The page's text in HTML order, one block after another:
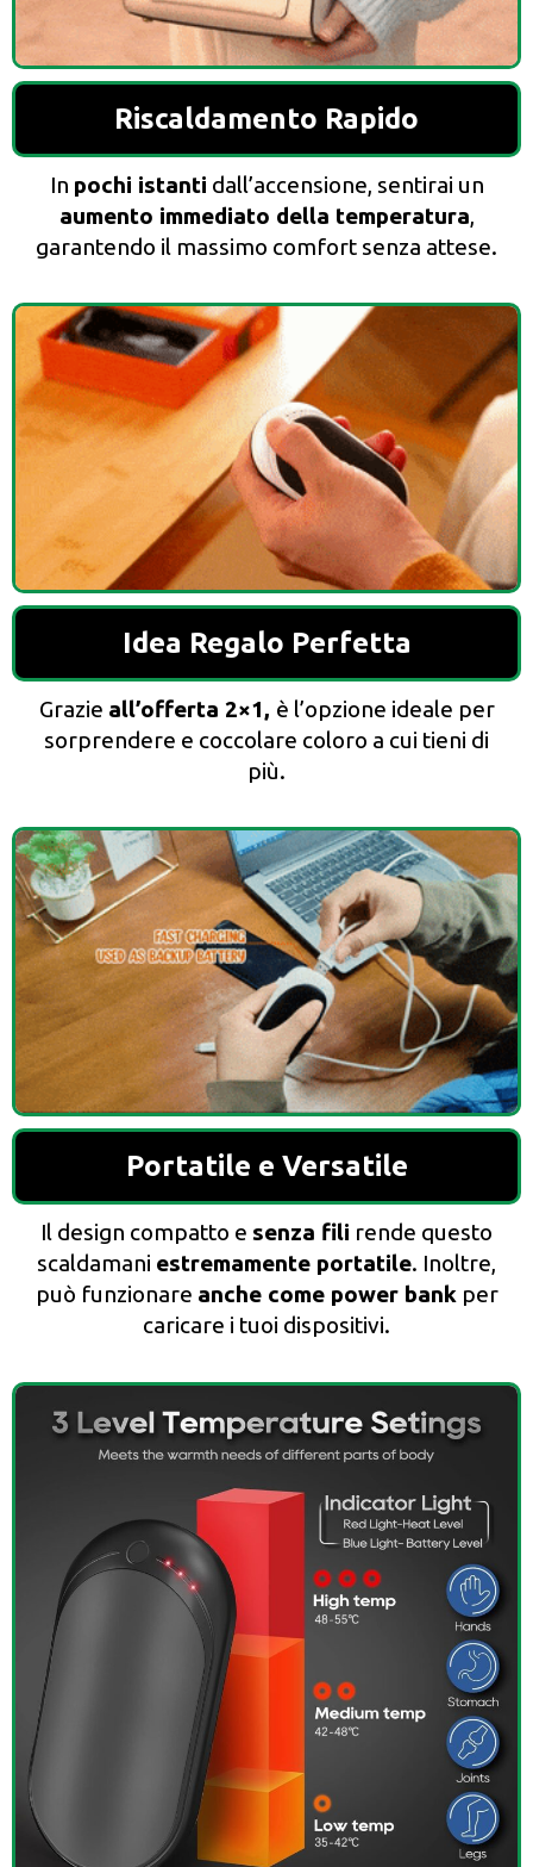
Riscaldamento Rapido
In pochi istanti dall’accensione, sentirai un
aumento immediato della temperatura,
garantendo il massimo comfort senza attese.
Idea Regalo Perfetta
Grazie all’offerta 2×1, è l’opzione ideale per
sorprendere e coccolare coloro a cui tieni di
più.
Portatile e Versatile
Il design compatto e senza fili rende questo
scaldamani estremamente portatile. Inoltre,
può funzionare anche come power bankper
caricare i tuoi dispositivi.